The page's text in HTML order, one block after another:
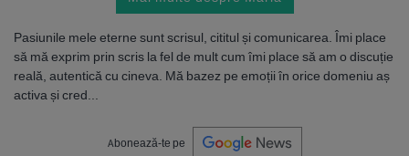
Pasiunile mele eterne sunt scrisul, cititul și comunicarea. Îmi place
să mă exprim prin scris la fel de mult cum îmi place să am o discuție
reală, autentică cu cineva. Mă bazez pe emoții în orice domeniu aș
activa și cred...
Abonează-te pe